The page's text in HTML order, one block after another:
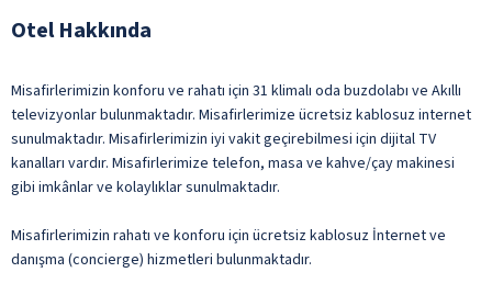
Otel Hakkında
Misafirlerimizin konforu ve rahatı için 31 klimalı oda buzdolabı ve Akıllı
televizyonlar bulunmaktadır. Misafirlerimize ücretsiz kablosuz internet
sunulmaktadır. Misafirlerimizin iyi vakit geçirebilmesi için dijital TV
kanalları vardır. Misafirlerimize telefon, masa ve kahve/çay makinesi
gibi imkânlar ve kolaylıklar sunulmaktadır.
Misafirlerimizin rahatı ve konforu için ücretsiz kablosuz İnternet ve
danışma (concierge) hizmetleri bulunmaktadır.